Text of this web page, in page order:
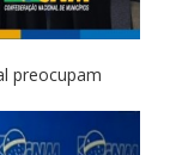
preocupam